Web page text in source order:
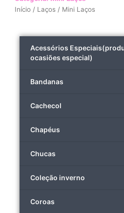
Início / Laços / Mini Laços
Acessórios
ocasiões especial)
Bandanas
Cachecol
Chapéus
Chucas
Coleção inverno
Coroas